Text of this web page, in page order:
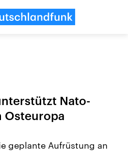
Nato-
Osteuropa
geplante Aufrüstung an